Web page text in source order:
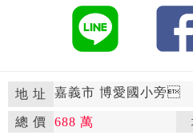
地 址 嘉義市 博愛國小旁
總 價 688 萬